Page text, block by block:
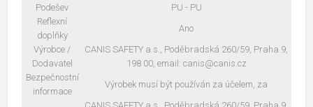
Podešev
PU - PU
Reflexní
doplňky
Ano
Výrobce /
Dodavatel
CANIS SAFETY a.s., Poděbradská 260/59, Praha 9,
198 00, email: canis@canis.cz
Bezpečnostní
informace
Výrobek musí být používán za účelem, za